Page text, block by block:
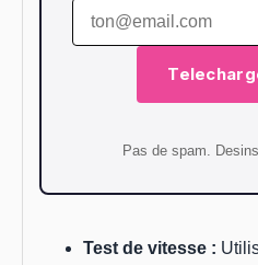
Pas de spam.
Test de vitesse :